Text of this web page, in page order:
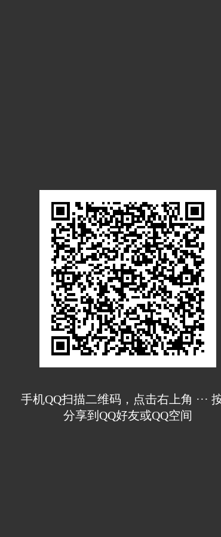
手机QQ扫描二维码，点击右上角 ···
分享到QQ好友或QQ空间